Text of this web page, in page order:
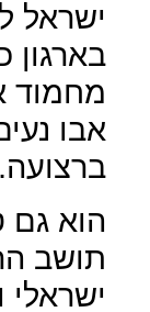
ישראל
בארגון
מחמוד
אבו
ברצועה.
הוא גם
תושב